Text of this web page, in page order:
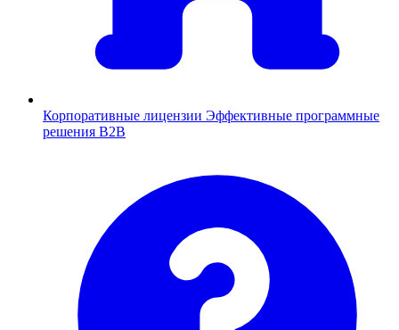
Корпоративные лицензии Эффективные программные
решения B2B